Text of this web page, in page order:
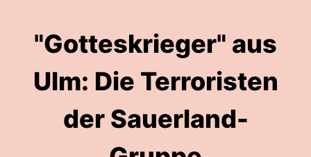
"Gotteskrieger" aus
Ulm: Die Terroristen
der Sauerland-